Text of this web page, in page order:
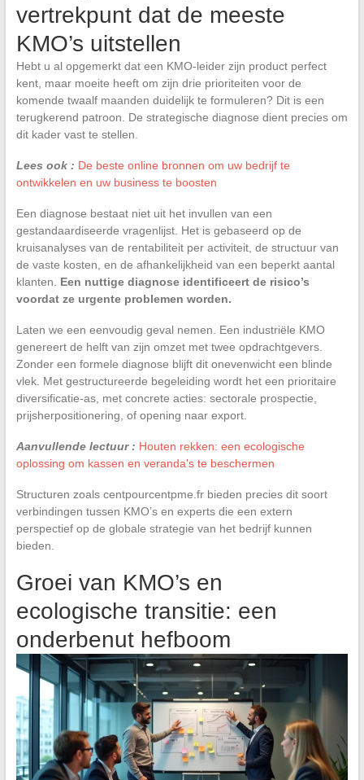
vertrekpunt dat de meeste
KMO’s uitstellen
Hebt u al opgemerkt dat een KMO-leider zijn product perfect
kent, maar moeite heeft om zijn drie prioriteiten voor de
komende twaalf maanden duidelijk te formuleren? Dit is een
terugkerend patroon. De strategische diagnose dient precies om
dit kader vast te stellen.
Lees ook : De beste online bronnen om uw bedrijf te
ontwikkelen en uw business te boosten
Een diagnose bestaat niet uit het invullen van een
gestandaardiseerde vragenlijst. Het is gebaseerd op de
kruisanalyses van de rentabiliteit per activiteit, de structuur van
de vaste kosten, en de afhankelijkheid van een beperkt aantal
klanten. Een nuttige diagnose identificeert de risico’s
voordat ze urgente problemen worden.
Laten we een eenvoudig geval nemen. Een industriële KMO
genereert de helft van zijn omzet met twee opdrachtgevers.
Zonder een formele diagnose blijft dit onevenwicht een blinde
vlek. Met gestructureerde begeleiding wordt het een prioritaire
diversificatie-as, met concrete acties: sectorale prospectie,
prijsherpositionering, of opening naar export.
Aanvullende lectuur : Houten rekken: een ecologische
oplossing om kassen en veranda's te beschermen
Structuren zoals centpourcentpme.fr bieden precies dit soort
verbindingen tussen KMO’s en experts die een extern
perspectief op de globale strategie van het bedrijf kunnen
bieden.
Groei van KMO’s en
ecologische transitie: een
onderbenut hefboom